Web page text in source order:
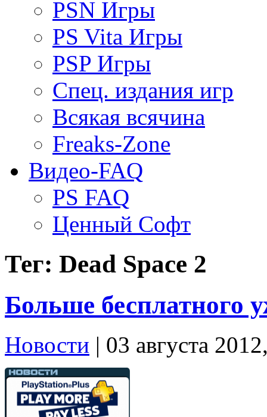
PSN Игры
PS Vita Игры
PSP Игры
Спец. издания игр
Всякая всячина
Freaks-Zone
Видео-FAQ
PS FAQ
Ценный Софт
Тег: Dead Space 2
Больше бесплатного
Новости | 03 августа